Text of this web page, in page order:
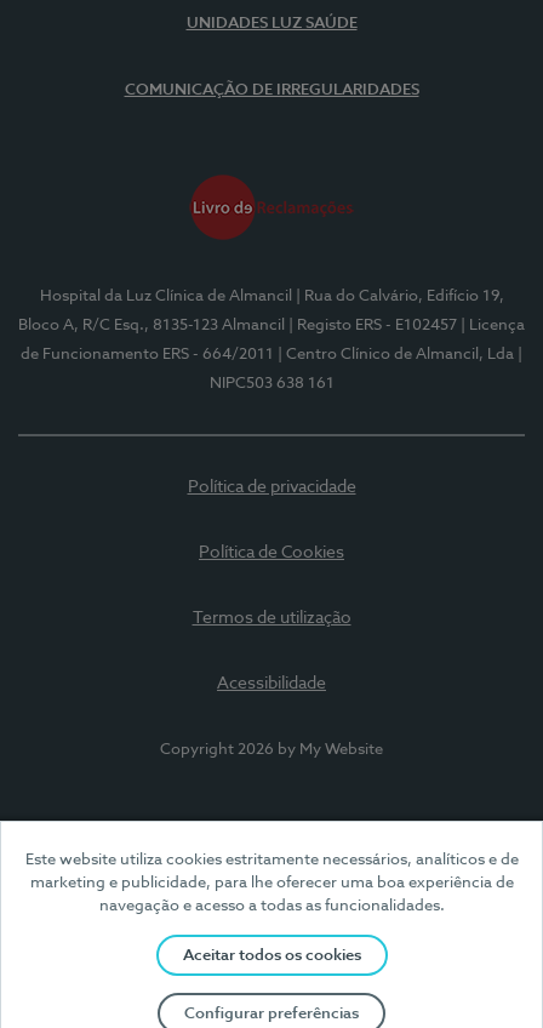
Este website utiliza cookies estritamente necessários, analíticos e de
marketing e publicidade, para lhe oferecer uma boa experiência de
navegação e acesso a todas as funcionalidades.
Aceitar todos os cookies
Configurar preferências
UNIDADES LUZ SAÚDE
COMUNICAÇÃO DE IRREGULARIDADES
Hospital da Luz Clínica de Almancil
| Rua do Calvário, Edifício 19,
Bloco A, R/C Esq., 8135-123 Almancil
| Registo ERS - E102457
| Licença
de Funcionamento ERS - 664/2011
| Centro Clínico de Almancil, Lda
NIPC503 638 161
Política de privacidade
Política de Cookies
Termos de utilização
Acessibilidade
Copyright 2026 by My Website